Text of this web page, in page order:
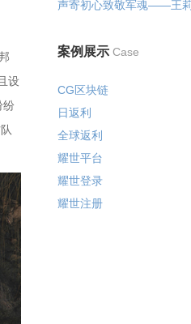
设
纷
案例展示 Case
CG区块链
日返利
全球返利
耀世平台
耀世登录
耀世注册